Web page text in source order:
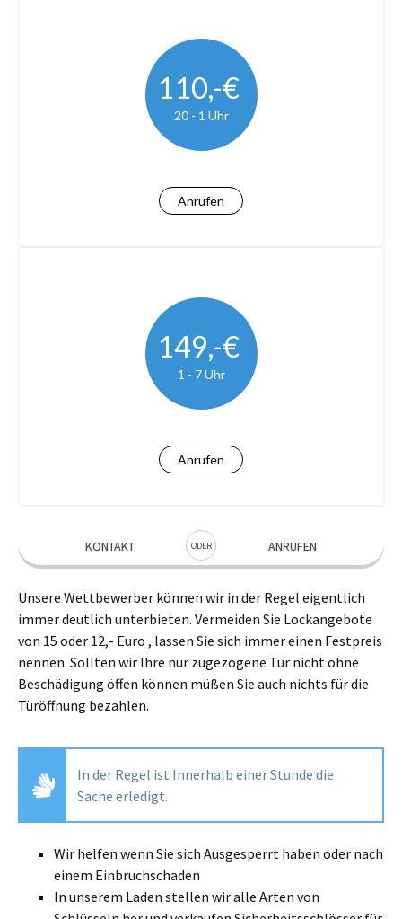
110,-€
20 - 1 Uhr
Anrufen
149,-€
1 - 7 Uhr
Anrufen
KONTAKT ODER ANRUFEN
Unsere Wettbewerber können wir in der Regel eigentlich
immer deutlich unterbieten. Vermeiden Sie Lockangebote
von 15 oder 12,- Euro , lassen Sie sich immer einen Festpreis
nennen. Sollten wir Ihre nur zugezogene Tür nicht ohne
Beschädigung öffen können müßen Sie auch nichts für die
Türöffnung bezahlen.
In der Regel ist Innerhalb einer Stunde die
Sache erledigt.
Wir helfen wenn Sie sich Ausgesperrt haben oder nach
einem Einbruchschaden
In unserem Laden stellen wir alle Arten von